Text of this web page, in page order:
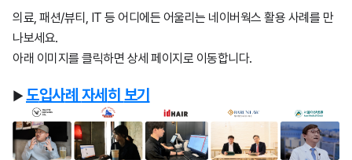
의료, 패션/뷰티, IT 등 어디에든 어울리는 네이버웍스 활용 사례를 만
나보세요.
아래 이미지를 클릭하면 상세 페이지로 이동합니다.
▶ 도입사례 자세 히 보기